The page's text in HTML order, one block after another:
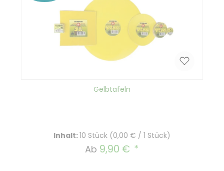
Gelbtafeln
Inhalt:10 Stück (0,00 € / 1 Stück)
Regulärer Preis:
Ab 9,90 €